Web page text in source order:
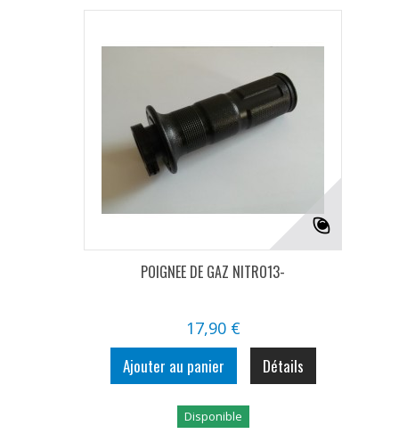
POIGNEE DE GAZ NITRO13-
17,90 €
Ajouter au panier Détails
Disponible